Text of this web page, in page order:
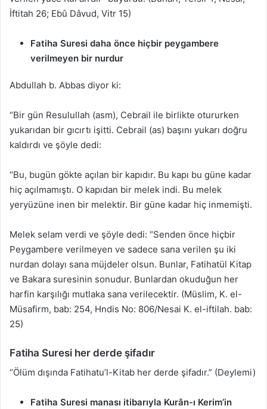
İftitah 26; Ebû Dâvud, Vitr 15)
Fatiha Suresi daha önce hiçbir peygambere
verilmeyen bir nurdur
Abdullah b. Abbas diyor ki:
“Bir gün Resulullah (asm), Cebrail ile birlikte otururken
yukarıdan bir gıcırtı işitti. Cebrail (as) başını yukarı doğru
kaldırdı ve şöyle dedi:
“Bu, bugün gökte açılan bir kapıdır. Bu kapı bu güne kadar
hiç açılmamıştı. O kapıdan bir melek indi. Bu melek
yeryüzüne inen bir melektir. Bir güne kadar hiç inmemişti.
Melek selam verdi ve şöyle dedi: “Senden önce hiçbir
Peygambere verilmeyen ve sadece sana verilen şu iki
nurdan dolayı sana müjdeler olsun. Bunlar, Fatihatül Kitap
ve Bakara suresinin sonudur. Bunlardan okuduğun her
harfin karşılığı mutlaka sana verilecektir. (Müslim, K. el-
Müsafirm, bab: 254, Hndis No: 806/Nesai K. el-iftilah. bab:
25)
Fatiha Suresi her derde şifadır
“Ölüm dışında Fatihatu’l-Kitab her derde şifadır.” (Deylemi)
Fatiha Suresi manası itibarıyla Kurân-ı Kerim’in